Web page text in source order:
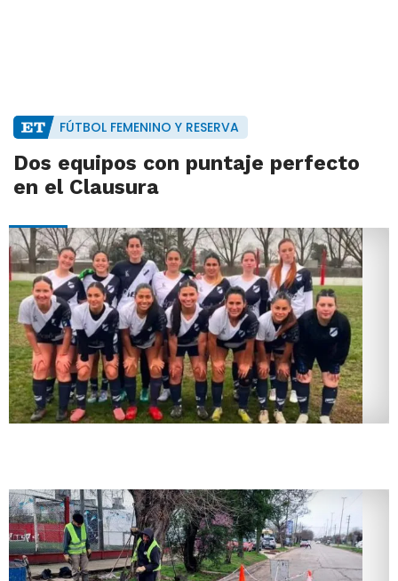
FÚTBOL FEMENINO Y RESERVA
Dos equipos con puntaje perfecto
en el Clausura